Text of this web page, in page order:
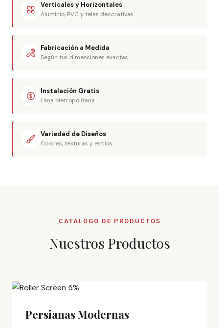
Verticales y Horizontales
Aluminio, PVC y telas decorativas
Fabricación a Medida
Según tus dimensiones exactas
Instalación Gratis
Lima Metropolitana
Variedad de Diseños
Colores, texturas y estilos
CATÁLOGO DE PRODUCTOS
Nuestros Productos
Persianas Modernas